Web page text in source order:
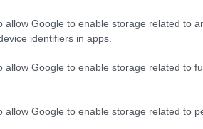
allow Google to enable storage related to
identifiers in apps.
allow Google to enable storage related to
allow Google to enable storage related to
importi coerenti con le esigenze
includono ticket ridotti e vincoli su
del piano più che le